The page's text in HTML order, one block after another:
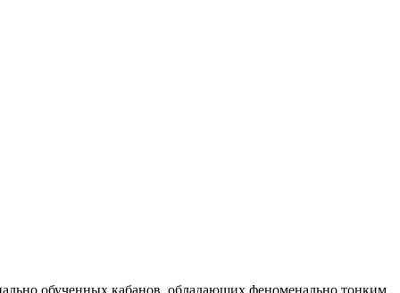
обученных кабанов, обладающих феноменально тонким